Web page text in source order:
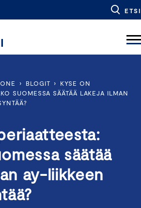
ETSI
› BLOGIT ›
KYSE ON
SUOMESSA SÄÄTÄÄ LAKEJA ILMAN
säätää
ay-liikkeen